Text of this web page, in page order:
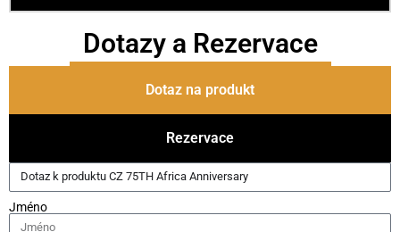
Dotazy a Rezervace
Dotaz na produkt
Rezervace
Jméno